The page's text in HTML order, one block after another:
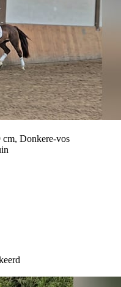
cm, Donkere-vos